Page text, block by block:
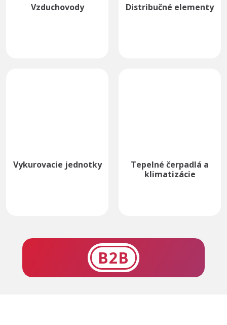
Vzduchovody Distribučné elementy
Vykurovacie jednotky
Tepelné čerpadlá a
klimatizácie
B2B